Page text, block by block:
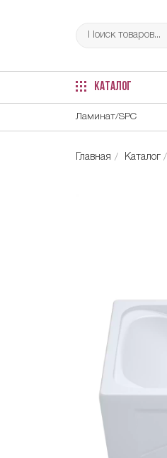
КАТАЛОГ
Ламинат/SPC
Главная Каталог